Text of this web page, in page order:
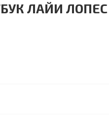
ЛАЙИ ЛОПЕС